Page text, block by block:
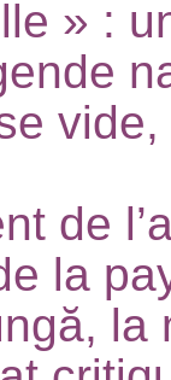
» :
de
la
la